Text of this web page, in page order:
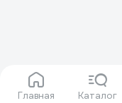
Главная Каталог